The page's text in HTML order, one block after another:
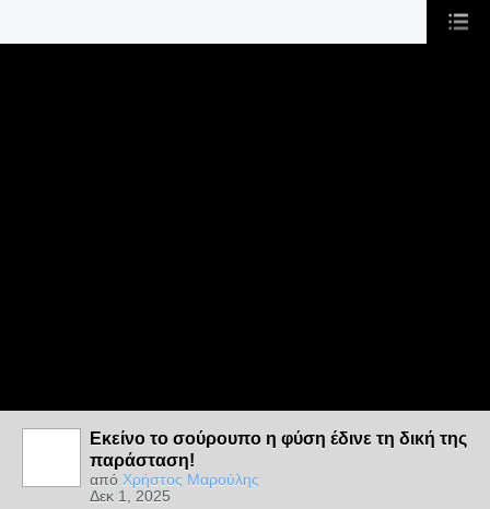
Εκείνο το σούρουπο η φύση έδινε τη δική της
παράσταση!
από Χρήστος Μαρούλης
Δεκ 1, 2025